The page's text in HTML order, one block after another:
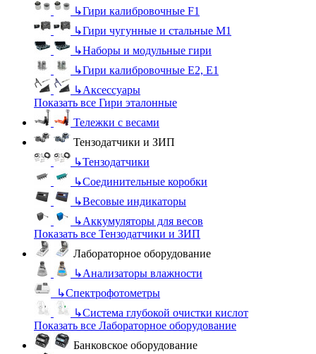
↳Гири калибровочные F1
↳Гири чугунные и стальные М1
↳Наборы и модульные гири
↳Гири калибровочные E2, Е1
↳Аксессуары
Показать все Гири эталонные
Тележки с весами
Тензодатчики и ЗИП
↳Тензодатчики
↳Соединительные коробки
↳Весовые индикаторы
↳Аккумуляторы для весов
Показать все Тензодатчики и ЗИП
Лабораторное оборудование
↳Анализаторы влажности
↳Спектрофотометры
↳Система глубокой очистки кислот
Показать все Лабораторное оборудование
Банковское оборудование